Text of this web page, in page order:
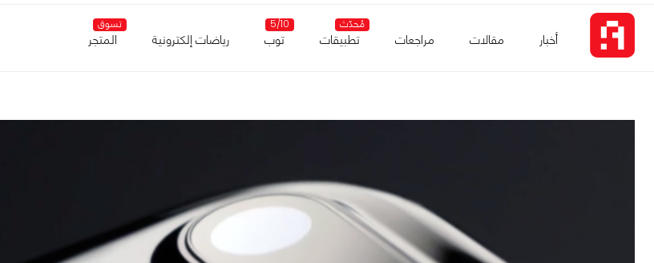
أخبار مقالات مراجعات
مُحدّث
تطبيقات
5/10
توب رياضات إلكترونية
تسوق
المتجر